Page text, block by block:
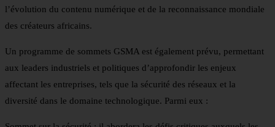
l’évolution du contenu numérique et de la reconnaissance mondiale
des créateurs africains.
Un programme de sommets GSMA est également prévu, permettant
aux leaders industriels et politiques d’approfondir les enjeux
affectant les entreprises, tels que la sécurité des réseaux et la
diversité dans le domaine technologique. Parmi eux :